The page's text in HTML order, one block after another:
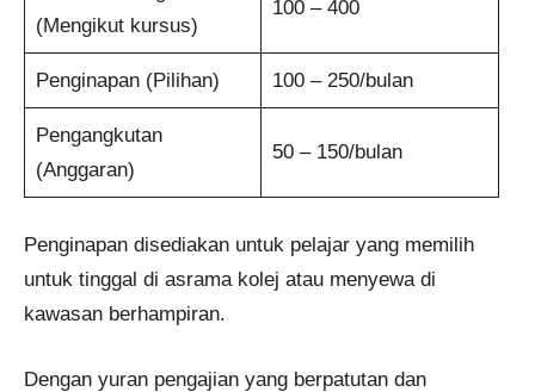
(Mengikut kursus)
100 – 400
Penginapan (Pilihan) 100 – 250/bulan
Pengangkutan
(Anggaran)
50 – 150/bulan
Penginapan disediakan untuk pelajar yang memilih
untuk tinggal di asrama kolej atau menyewa di
kawasan berhampiran.
Dengan yuran pengajian yang berpatutan dan